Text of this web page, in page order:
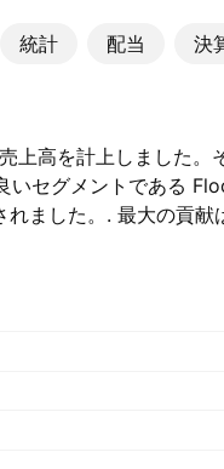
統計 配当 決
上高を計上しました。
いセグメントである
ました。. 最大の貢献